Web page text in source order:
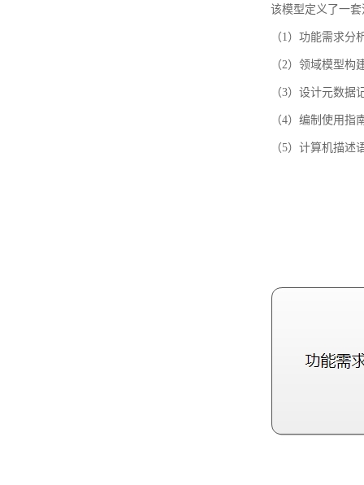
该模型定义了一
（1）功能需求
（2）领域模型
（3）设计元数据
（4）编制使用指
（5）计算机描述